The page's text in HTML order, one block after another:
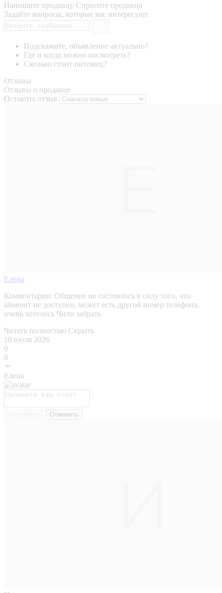
Напишите продавцу Спросите продавца
Задайте вопросы, которые вас интересуют
Подскажите, объявление актуально?
Где и когда можно посмотреть?
Сколько стоит питомец?
Отзывы
Отзывы о продавце
Оставить отзыв
Елена
Комментарии: Общение не состоялось в силу того, что
абонент не доступен, может есть другой номер телефона,
очень хотелось Чили забрать
Читать полностью Скрыть
10 июля 2026
0
0
Елена
Отменить